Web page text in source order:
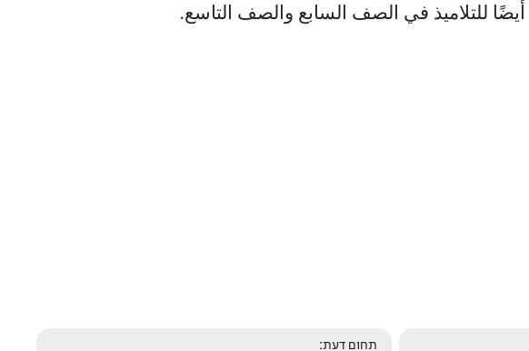
أيضًا للتلاميذ في الصف السابع والصف التاسع.
תחום דעת: